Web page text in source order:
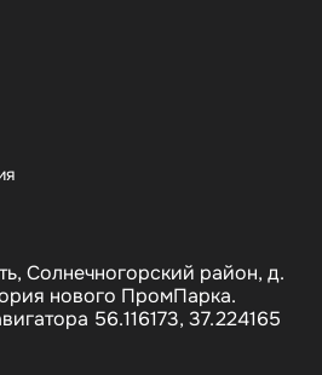
Солнечногорский район, д.
нового ПромПарка.
56.116173, 37.224165